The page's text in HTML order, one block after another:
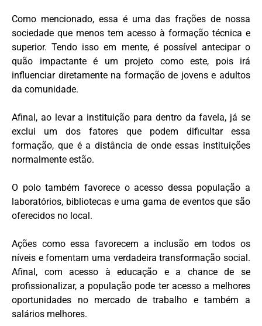
Como mencionado, essa é uma das frações de nossa
sociedade que menos tem acesso à formação técnica e
superior. Tendo isso em mente, é possível antecipar o
quão impactante é um projeto como este, pois irá
influenciar diretamente na formação de jovens e adultos
da comunidade.
Afinal, ao levar a instituição para dentro da favela, já se
exclui um dos fatores que podem dificultar essa
formação, que é a distância de onde essas instituições
normalmente estão.
O polo também favorece o acesso dessa população a
laboratórios, bibliotecas e uma gama de eventos que são
oferecidos no local.
Ações como essa favorecem a inclusão em todos os
níveis e fomentam uma verdadeira transformação social.
Afinal, com acesso à educação e a chance de se
profissionalizar, a população pode ter acesso a melhores
oportunidades no mercado de trabalho e também a
salários melhores.